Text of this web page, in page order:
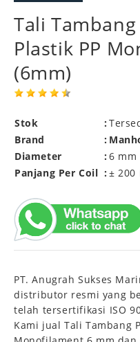
Tali
Plastik PP
(6mm)
Stok :
Brand
:
Diameter
: 6 mm
Panjang Per Coil : ± 200
PT. Anugrah Sukses
distributor resmi yang
telah tersertifikasi ISO
Kami jual Tali Tambang